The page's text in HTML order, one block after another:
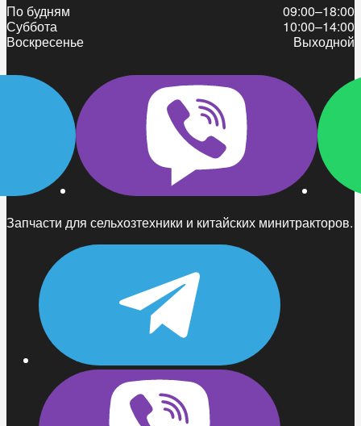
Запчасти для сельхозтехники и китайских минитракторов.
По будням
09:00–18:00
Суббота
10:00–14:00
Воскресенье
Выходной